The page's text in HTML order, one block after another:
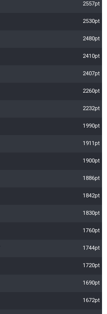
2557pt
2530pt
2480pt
2410pt
2407pt
2260pt
2232pt
1990pt
1911pt
1900pt
1886pt
1842pt
1830pt
1760pt
1744pt
1720pt
1690pt
1672pt